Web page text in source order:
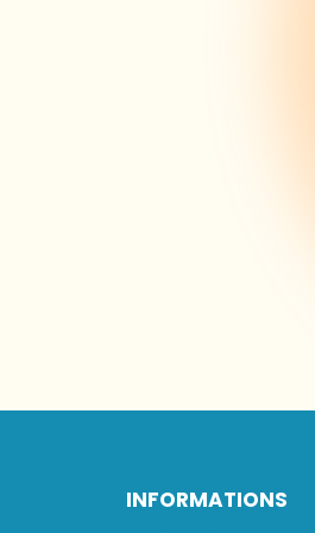
INFORMATIONS